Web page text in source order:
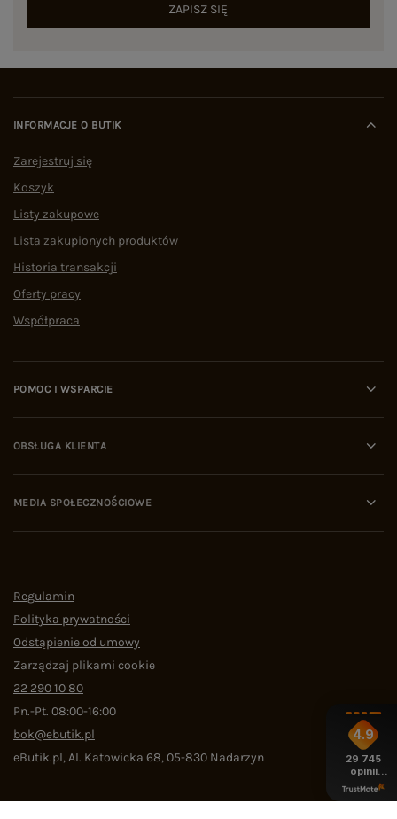
ZAPISZ SIĘ
INFORMACJE O BUTIK
Zarejestruj się
Koszyk
Listy zakupowe
Lista zakupionych produktów
Historia transakcji
Oferty pracy
Współpraca
POMOC I WSPARCIE
OBSŁUGA KLIENTA
MEDIA SPOŁECZNOŚCIOWE
Regulamin
Polityka prywatności
Odstąpienie od umowy
Zarządzaj plikami cookie
22 290 10 80
Pn.-Pt. 08:00-16:00
bok@ebutik.pl
eButik.pl,Al. Katowicka 68,05-830 Nadarzyn
4.9
29 745
opinii
z całego